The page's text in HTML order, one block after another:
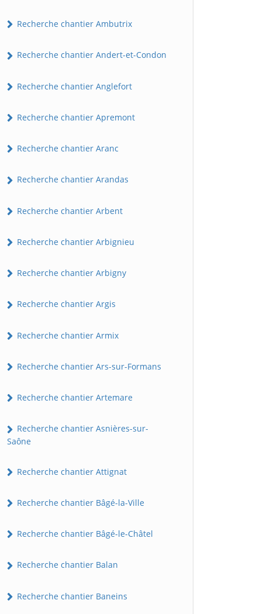
Recherche chantier Ambutrix
Recherche chantier Andert-et-Condon
Recherche chantier Anglefort
Recherche chantier Apremont
Recherche chantier Aranc
Recherche chantier Arandas
Recherche chantier Arbent
Recherche chantier Arbignieu
Recherche chantier Arbigny
Recherche chantier Argis
Recherche chantier Armix
Recherche chantier Ars-sur-Formans
Recherche chantier Artemare
Recherche chantier Asnières-sur-
Saône
Recherche chantier Attignat
Recherche chantier Bâgé-la-Ville
Recherche chantier Bâgé-le-Châtel
Recherche chantier Balan
Recherche chantier Baneins